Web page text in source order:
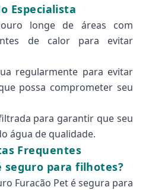
Especialista
longe de áreas com
de calor para evitar
regularmente para evitar
possa comprometer seu
para garantir que seu
água de qualidade.
Frequentes
seguro para filhotes?
Furacão Pet é segura para